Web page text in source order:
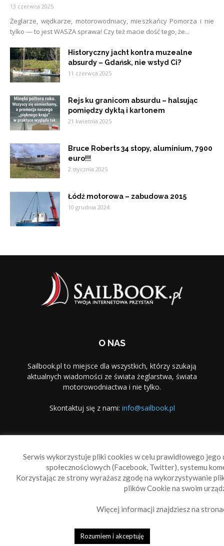
13 czerwca 2025
Żeglarze, wędkarze, motorowodniacy, mieszkańcy Pomorza i nie
tylko — to jest WASZA sprawa! Czy też macie dość tego, że...
Historyczny jacht kontra muzealne
absurdy – Gdańsk, nie wstyd Ci?
11 czerwca 2025
Rejs ku granicom absurdu – halsując
pomiędzy dyktą i kartonem
21 kwietnia 2025
Bruce Roberts 34 stopy, aluminium, 7900
euro!!!
2 stycznia 2025
Łódź motorowa – zabudowa 2015
10 grudnia 2024
O NAS
Sailbook.pl to miejsce dla wszystkich, którzy szukają
aktualnych wiadomości ze świata żeglarstwa, świata
motorowodniactwa i nie tylko.
Skontaktuj się z nami: info@sailbook.pl
Reklama
Polityka prywatności
© 2010-2019 Sailbook.pl
Serwis wykorzystuje pliki cookies w celu prawidłowego
społecznościowych (Facebook, Twitter), systemu
Korzystając ze strony wyrażasz zgodę na wykorzystywanie
plików Cookie na swoim
Więcej informacji znajdziesz na
Rozumiem i akceptuję